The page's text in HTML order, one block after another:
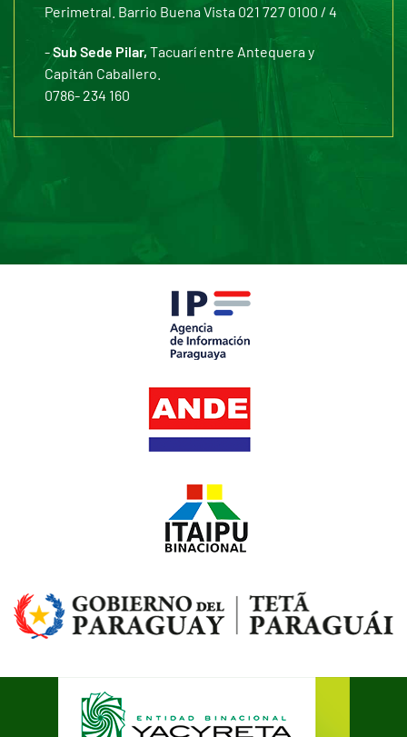
Perimetral. Barrio Buena Vista 021 727 0100 / 4
-Sub Sede Pilar, Tacuarí entre Antequera y
Capitán Caballero.
0786- 234 160